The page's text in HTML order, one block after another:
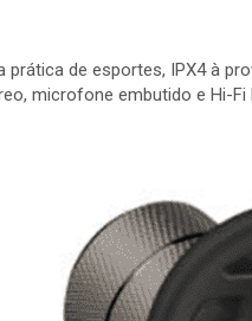
de esportes, IPX4 à
microfone embutido e Hi-Fi